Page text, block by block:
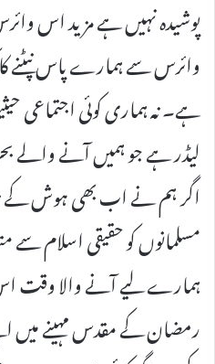
پوشیدہ نہیں ہے مزید اس
وائرس سے ہمارے پاس نپٹنے کا
ہے۔ نہ ہماری کوئی اجتماعی
لیڈر ہے جو ہمیں آنے والے
اگر ہم نے اب بھی ہوش کے
مسلمانوں کو حقیقی اسلام سے
ہمارے لیے آنے والا وقت
رمضان کے مقدس مہینے میں